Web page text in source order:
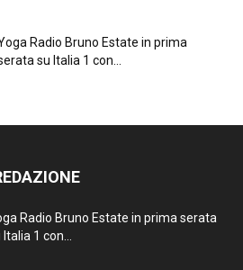
Radio Bruno Estate in prima
su Italia 1 con...
Radio Bruno Estate in prima serata
Italia 1 con...